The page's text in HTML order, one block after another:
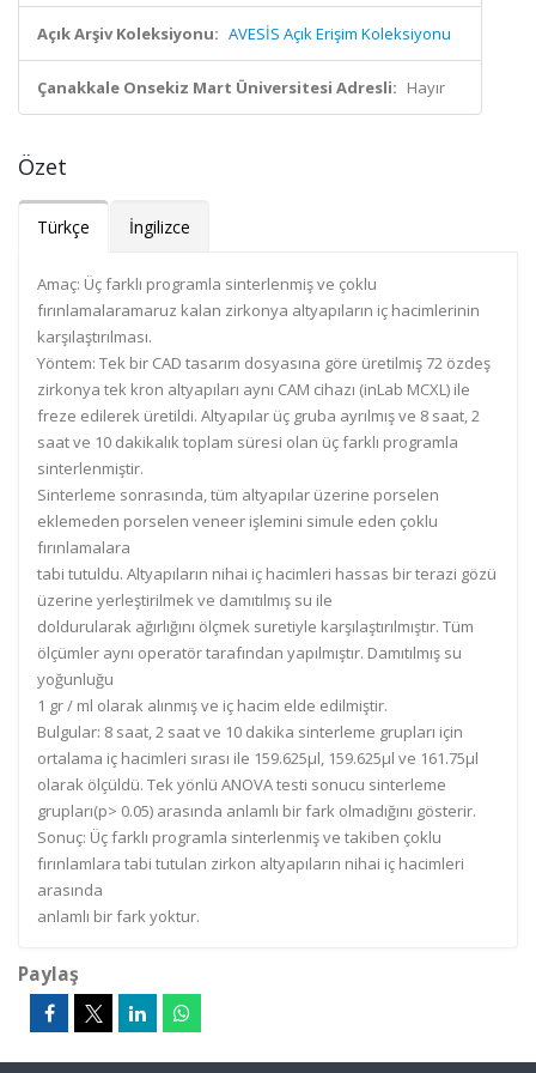
Açık Arşiv Koleksiyonu: AVESİS Açık Erişim Koleksiyonu
Çanakkale Onsekiz Mart Üniversitesi Adresli: Hayır
Özet
Türkçe İngilizce
Amaç: Üç farklı programla sinterlenmiş ve çoklu
fırınlamalaramaruz kalan zirkonya altyapıların iç hacimlerinin
karşılaştırılması.
Yöntem: Tek bir CAD tasarım dosyasına göre üretilmiş 72 özdeş
zirkonya tek kron altyapıları aynı CAM cihazı (inLab MCXL) ile
freze edilerek üretildi. Altyapılar üç gruba ayrılmış ve 8 saat, 2
saat ve 10 dakikalık toplam süresi olan üç farklı programla
sinterlenmiştir.
Sinterleme sonrasında, tüm altyapılar üzerine porselen
eklemeden porselen veneer işlemini simule eden çoklu
fırınlamalara
tabi tutuldu. Altyapıların nihai iç hacimleri hassas bir terazi gözü
üzerine yerleştirilmek ve damıtılmış su ile
doldurularak ağırlığını ölçmek suretiyle karşılaştırılmıştır. Tüm
ölçümler aynı operatör tarafından yapılmıştır. Damıtılmış su
yoğunluğu
1 gr / ml olarak alınmış ve iç hacim elde edilmiştir.
Bulgular: 8 saat, 2 saat ve 10 dakika sinterleme grupları için
ortalama iç hacimleri sırası ile 159.625μl, 159.625μl ve 161.75μl
olarak ölçüldü. Tek yönlü ANOVA testi sonucu sinterleme
grupları(p> 0.05) arasında anlamlı bir fark olmadığını gösterir.
Sonuç: Üç farklı programla sinterlenmiş ve takiben çoklu
fırınlamlara tabi tutulan zirkon altyapıların nihai iç hacimleri
arasında
anlamlı bir fark yoktur.
Paylaş